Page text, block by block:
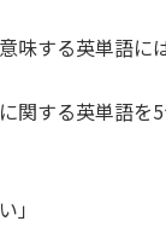
味する英単語
関する英単語を
」